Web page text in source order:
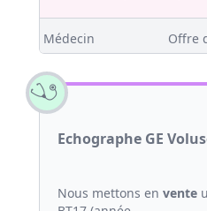
Médecin
Echographe GE
Nous mettons en vente